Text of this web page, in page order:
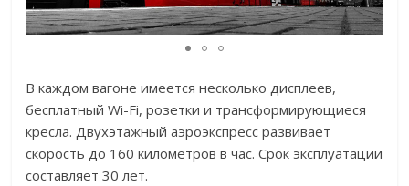
В каждом вагоне имеется несколько дисплеев,
бесплатный Wi-Fi, розетки и трансформирующиеся
кресла. Двухэтажный аэроэкспресс развивает
скорость до 160 километров в час. Срок эксплуатации
составляет 30 лет.